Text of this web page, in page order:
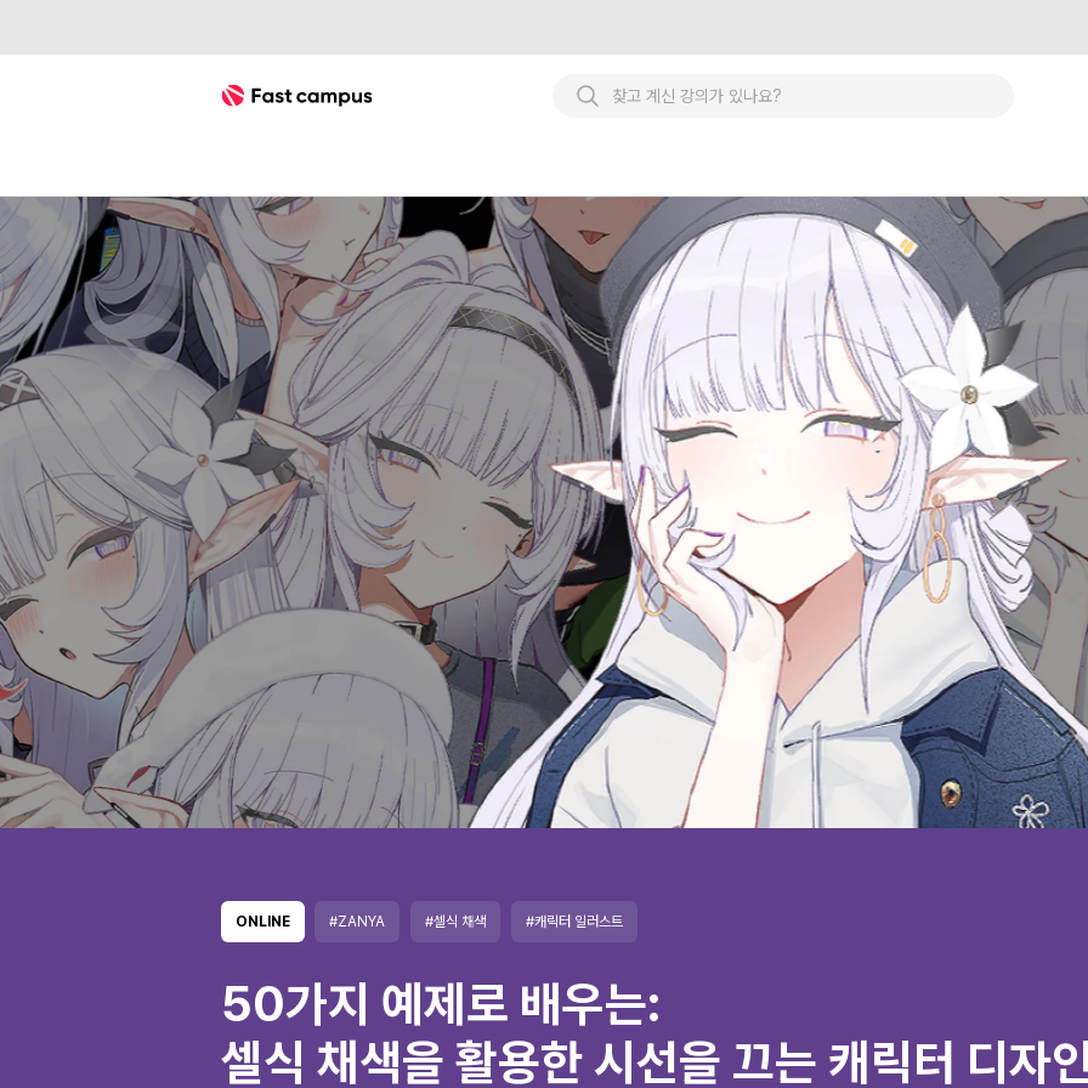
Fast Campus
50가지 예제로 배우는 ZANYA의 셀식 채색을 활용한 나만의 캐릭터 디
셀식채색
캐릭터 디자인
ONLINE #ZANYA #셀식 채색 #캐릭터 일러스트
50가지 예제로 배우는:
셀식 채색을 활용한 시선을 끄는 캐릭터 디자